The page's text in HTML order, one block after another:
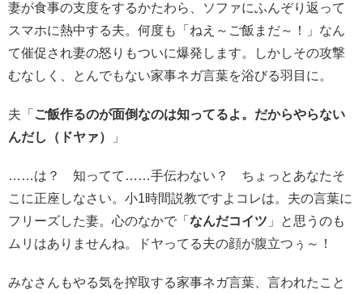
妻が食事の支度をするかたわら、ソファにふんぞり返って
スマホに熱中する夫。何度も「ねえ～ご飯まだ～！」なん
て催促され妻の怒りもついに爆発します。しかしその攻撃
むなしく、とんでもない家事ネガ言葉を浴びる羽目に。
夫「 ご飯作るのが面倒なのは知ってるよ。だからやらない
んだし（ドヤァ）
」
……は？ 知ってて……手伝わない？ ちょっとあなたそ
こに正座しなさい。小1時間説教ですよコレは。夫の言葉に
フリーズした妻。心のなかで「 なんだコイツ 」と思うのも
ムリはありませんね。ドヤってる夫の顔が腹立つぅ～！
みなさんもやる気を搾取する家事ネガ言葉、言われたこと